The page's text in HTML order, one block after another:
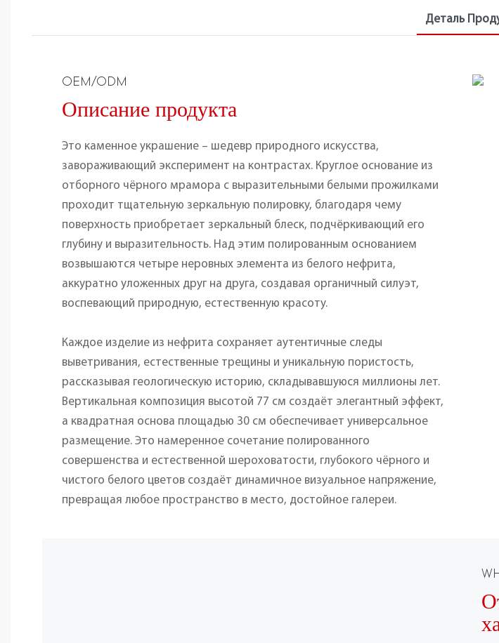
Деталь
OEM/ODM
Описание продукта
Это каменное украшение – шедевр природного искусства,
завораживающий эксперимент на контрастах. Круглое основание из
отборного чёрного мрамора с выразительными белыми прожилками
проходит тщательную зеркальную полировку, благодаря чему
поверхность приобретает зеркальный блеск, подчёркивающий его
глубину и выразительность. Над этим полированным основанием
возвышаются четыре неровных элемента из белого нефрита,
аккуратно уложенных друг на друга, создавая органичный силуэт,
воспевающий природную, естественную красоту.
Каждое изделие из нефрита сохраняет аутентичные следы
выветривания, естественные трещины и уникальную пористость,
рассказывая геологическую историю, складывавшуюся миллионы лет.
Вертикальная композиция высотой 77 см создаёт элегантный эффект,
а квадратная основа площадью 30 см обеспечивает универсальное
размещение. Это намеренное сочетание полированного
совершенства и естественной шероховатости, глубокого чёрного и
чистого белого цветов создаёт динамичное визуальное напряжение,
превращая любое пространство в место, достойное галереи.